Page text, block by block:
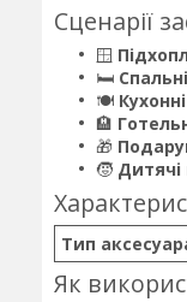
Сценарії
🪟
🛏️
🍽️
🏨
🎁
🧒 Дитячі
Тип
Як